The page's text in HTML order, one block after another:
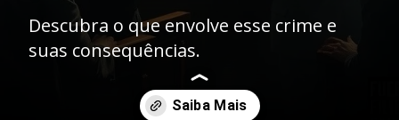
Descubra o que envolve esse crime e
suas consequências.